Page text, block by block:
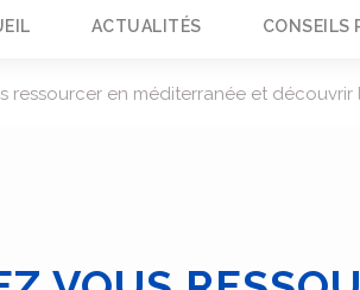
ACTUALITÉS CONSEILS
ressourcer en méditerranée et découvrir